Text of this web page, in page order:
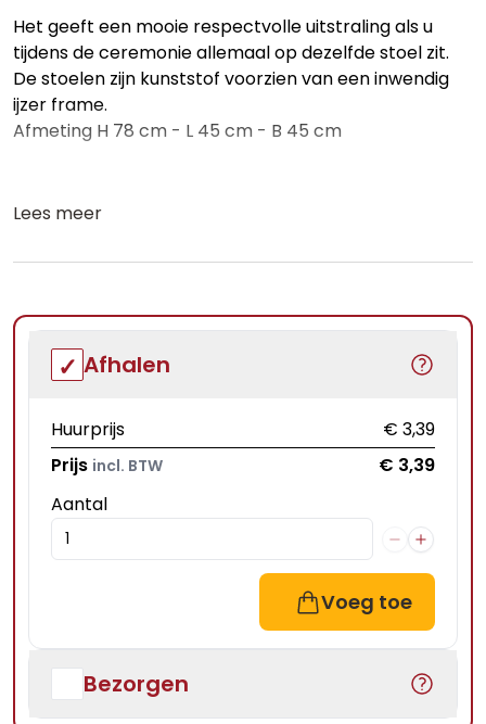
Het geeft een mooie respectvolle uitstraling als u
tijdens de ceremonie allemaal op dezelfde stoel zit.
De stoelen zijn kunststof voorzien van een inwendig
ijzer frame.
Afmeting H 78 cm - L 45 cm - B 45 cm
Lees meer
Afhalen
Huurprijs
€ 3,39
Prijs incl. BTW
€ 3,39
Aantal
Voeg toe
Bezorgen